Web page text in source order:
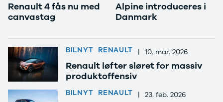
Renault 4 fås nu med
canvastag
Alpine introduceres i
Danmark
BILNYT RENAULT | 10. mar. 2026
Renault løfter sløret for massiv
produktoffensiv
BILNYT RENAULT | 23. feb. 2026